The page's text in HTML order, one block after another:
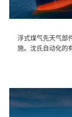
浮式煤气先天气部
施。沈氏自动化的